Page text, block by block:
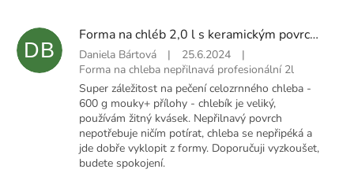
DB
Forma na chléb 2,0 l s keramickým povrchem
Daniela Bártová | 25.6.2024
|
Forma na chleba nepřilnavá profesionální 2l
Super záležitost na pečení celozrnného chleba -
600 g mouky+ přílohy - chlebík je veliký,
používám žitný kvásek. Nepřilnavý povrch
nepotřebuje ničím potírat, chleba se nepřipéká a
jde dobře vyklopit z formy. Doporučuji vyzkoušet,
budete spokojení.